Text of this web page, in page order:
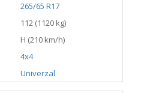
265/65 R17
112 (1120 kg)
H (210 km/h)
4x4
Univerzal